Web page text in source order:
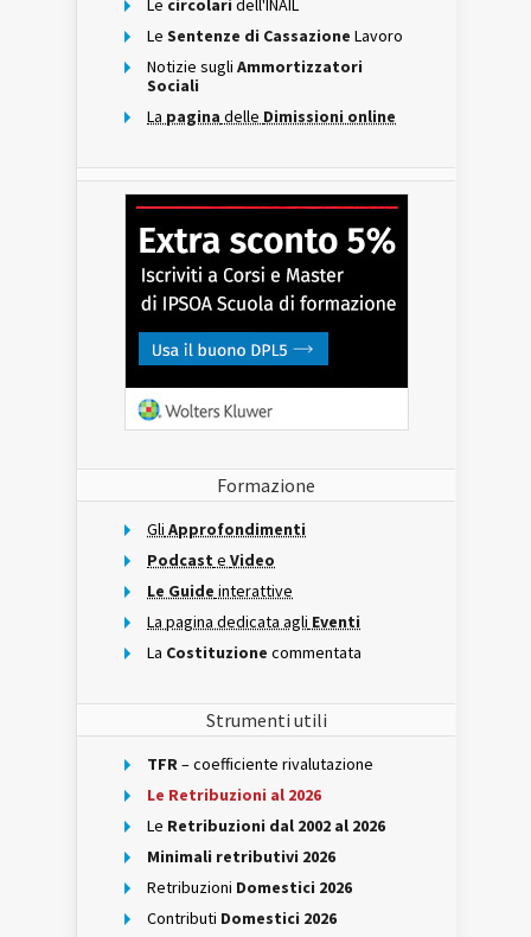
Le circolari dell'INAIL
Le Sentenze di Cassazione Lavoro
Notizie sugli Ammortizzatori
Sociali
La pagina delle Dimissioni online
Formazione
Gli Approfondimenti
Podcast e Video
Le Guide interattive
La pagina dedicata agli Eventi
La Costituzione commentata
Strumenti utili
TFR– coefficiente rivalutazione
Le Retribuzioni al 2026
Le Retribuzioni dal 2002 al 2026
Minimali retributivi 2026
Retribuzioni Domestici 2026
Contributi Domestici 2026